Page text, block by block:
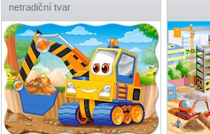
netradiční tvar